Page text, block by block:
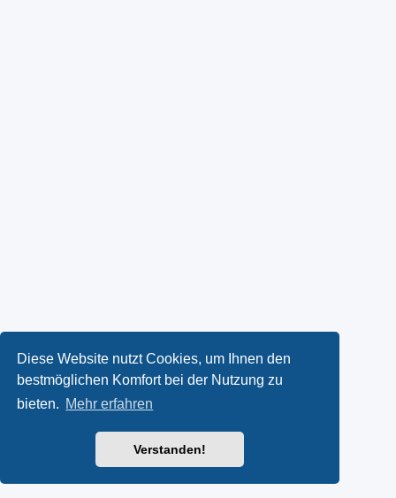
Diese Website nutzt Cookies, um Ihnen den
bestmöglichen Komfort bei der Nutzung zu
bieten. Mehr erfahren
Verstanden!